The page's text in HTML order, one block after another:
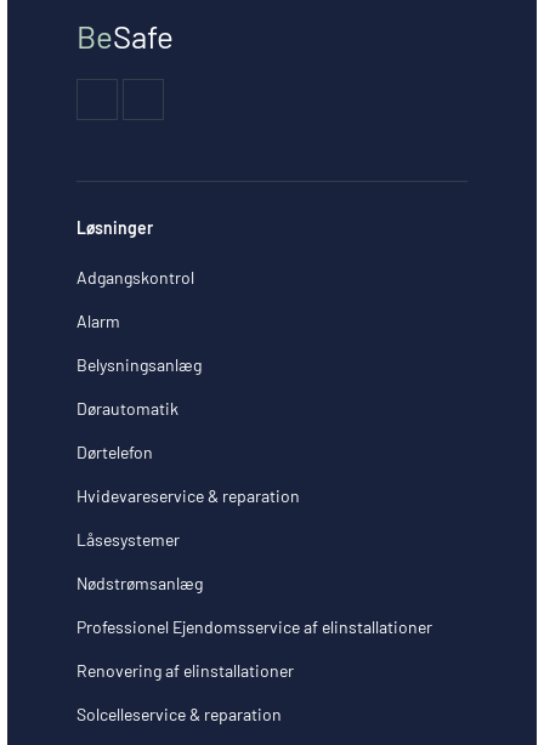
BeSafe
Løsninger
Adgangskontrol
Alarm
Belysningsanlæg
Dørautomatik
Dørtelefon
Hvidevareservice & reparation
Låsesystemer
Nødstrømsanlæg
Professionel Ejendomsservice af elinstallationer
Renovering af elinstallationer
Solcelleservice & reparation